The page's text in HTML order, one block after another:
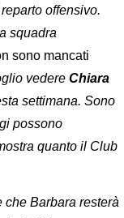
offensivo.
squadra
sono mancati
vedere Chiara
settimana. Sono
possono
quanto il Club
che Barbara resterà